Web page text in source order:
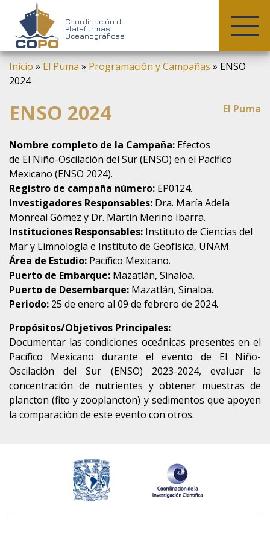
Skip
content
Coordinación de
Plataformas
Oceanográficas
Inicio » El Puma » Programación y Campañas » ENSO
2024
ENSO 2024 El Puma
Nombre completo de la Campaña: Efectos
de El Niño-Oscilación del Sur (ENSO) en el Pacífico
Mexicano (ENSO 2024).
Registro de campaña número: EP0124.
Investigadores Responsables: Dra. María Adela
Monreal Gómez y Dr. Martín Merino Ibarra.
Instituciones Responsables: Instituto de Ciencias del
Mar y Limnología e Instituto de Geofísica, UNAM.
Área de Estudio: Pacífico Mexicano.
Puerto de Embarque: Mazatlán, Sinaloa.
Puerto de Desembarque: Mazatlán, Sinaloa.
Periodo: 25 de enero al 09 de febrero de 2024.
Propósitos/Objetivos Principales:
Documentar las condiciones oceánicas presentes en el
Pacífico Mexicano durante el evento de El Niño-
Oscilación del Sur (ENSO) 2023-2024, evaluar la
concentración de nutrientes y obtener muestras de
plancton (fito y zooplancton) y sedimentos que apoyen
la comparación de este evento con otros.